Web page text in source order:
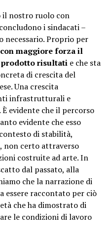
il nostro ruolo con
i sindacati –
necessario. Proprio per
maggiore forza il
prodotto risultatie che sta
di crescita del
Una crescita
infrastrutturali e
evidente che il percorso
evidente che esso
di stabilità,
non certo attraverso
costruite ad arte. In
dal passato, alla
che la narrazione di
essere raccontato per ciò
che ha dimostrato di
le condizioni di lavoro